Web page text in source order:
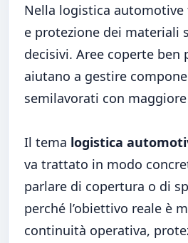
Nella logistica
e protezione dei materiali
decisivi. Aree coperte ben
aiutano a gestire
semilavorati con
Il tema logistica
va trattato in modo
parlare di copertura o di
perché l’obiettivo reale è
continuità operativa,